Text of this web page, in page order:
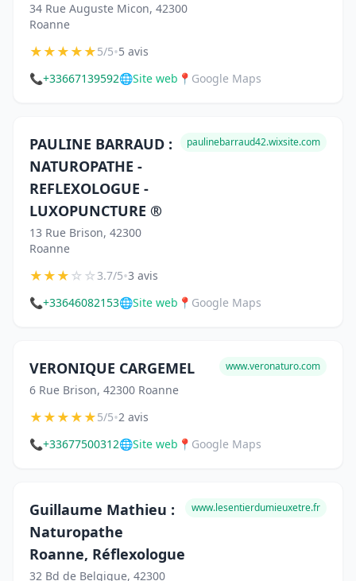
34 Rue Auguste Micon, 42300
Roanne
★★★★★5/5•5 avis
📞+33667139592🌐Site web 📍 Google Maps
PAULINE BARRAUD :
NATUROPATHE -
REFLEXOLOGUE -
LUXOPUNCTURE ®
13 Rue Brison, 42300
Roanne
paulinebarraud42.wixsite.com
★★★☆☆3.7/5•3 avis
📞+33646082153🌐Site web 📍 Google Maps
VERONIQUE CARGEMEL
6 Rue Brison, 42300 Roanne
www.veronaturo.com
★★★★★5/5•2 avis
📞+33677500312🌐Site web 📍 Google Maps
Guillaume Mathieu :
Naturopathe
Roanne, Réflexologue
32 Bd de Belgique, 42300
www.lesentierdumieuxetre.fr